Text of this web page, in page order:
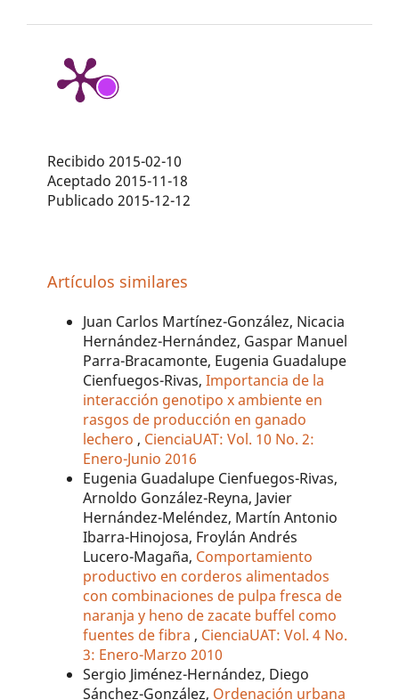
Recibido 2015-02-10
Aceptado 2015-11-18
Publicado 2015-12-12
Artículos similares
Juan Carlos Martínez-González, Nicacia
Hernández-Hernández, Gaspar Manuel
Parra-Bracamonte, Eugenia Guadalupe
Cienfuegos-Rivas,Importancia de la
interacción genotipo x ambiente en
rasgos de producción en ganado
lechero , CienciaUAT: Vol. 10 No. 2:
Enero-Junio 2016
Eugenia Guadalupe Cienfuegos-Rivas,
Arnoldo González-Reyna, Javier
Hernández-Meléndez, Martín Antonio
Ibarra-Hinojosa, Froylán Andrés
Lucero-Magaña, Comportamiento
productivo en corderos alimentados
con combinaciones de pulpa fresca de
naranja y heno de zacate buffel como
fuentes de fibra , CienciaUAT: Vol. 4 No.
3: Enero-Marzo 2010
Sergio Jiménez-Hernández, Diego
Sánchez-González, Ordenación urbana